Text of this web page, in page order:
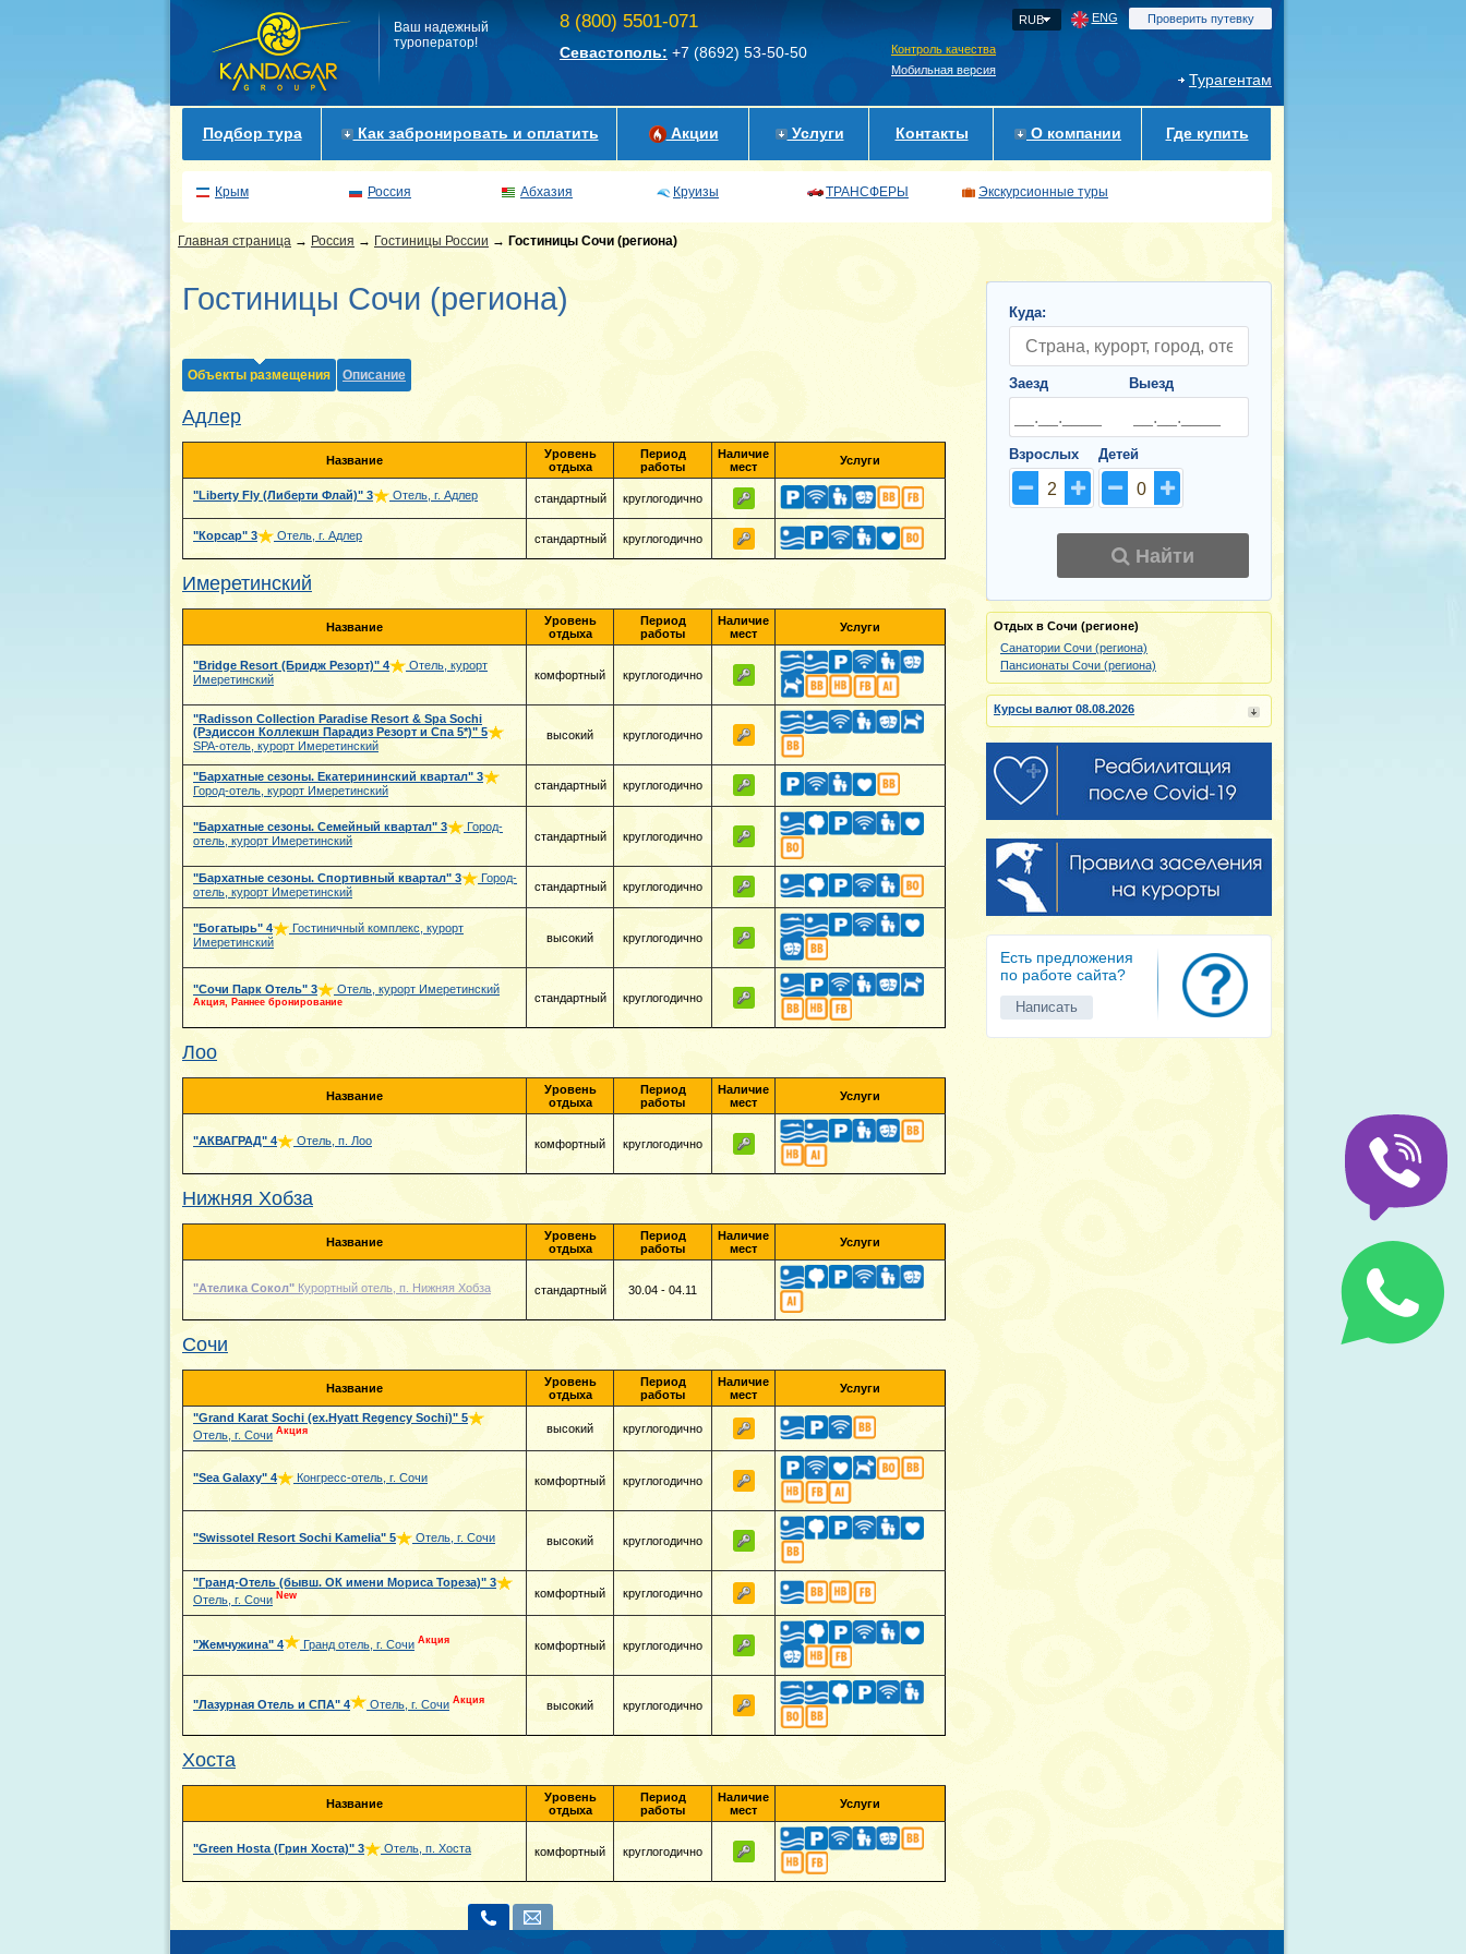
Ваш надежный
туроператор!
8 (800) 5501-071
Севастополь: +7 (8692) 53-50-50
Контроль качества
Мобильная версия
RUB ENG Проверить путевку
Турагентам
Подбор тура Как забронировать и оплатить Акции Услуги Контакты О компании Где купить
Крым Россия Абхазия Круизы ТРАНСФЕРЫ Экскурсионные туры
Главная страница → Россия → Гостиницы России → Гостиницы Сочи (региона)
Гостиницы Сочи (региона)
Объекты размещения Описание
Адлер
Название
Уровень
отдыха
Период
работы
Наличие
мест
Услуги
"Liberty Fly (Либерти Флай)" 3 Отель, г. Адлер стандартный круглогодично
"Корсар" 3 Отель, г. Адлер стандартный круглогодично
Имеретинский
Название
Уровень
отдыха
Период
работы
Наличие
мест
Услуги
"Bridge Resort (Бридж Резорт)" 4
Отель, курорт
Имеретинский
комфортный круглогодично
"Radisson Collection Paradise Resort & Spa Sochi
(Рэдиссон Коллекшн Парадиз Резорт и Спа 5*)" 5
SPA-отель, курорт Имеретинский
высокий круглогодично
"Бархатные сезоны. Екатерининский квартал" 3
Город-отель, курорт Имеретинский
стандартный круглогодично
"Бархатные сезоны. Семейный квартал" 3
Город-
отель, курорт Имеретинский
стандартный круглогодично
"Бархатные сезоны. Спортивный квартал" 3
Город-
отель, курорт Имеретинский
стандартный круглогодично
"Богатырь" 4
Гостиничный комплекс, курорт
Имеретинский
высокий круглогодично
"Сочи Парк Отель" 3 Отель, курорт Имеретинский
Акция, Раннее бронирование стандартный круглогодично
Лоо
Название
Уровень
отдыха
Период
работы
Наличие
мест
Услуги
"АКВАГРАД" 4 Отель, п. Лоо комфортный круглогодично
Нижняя Хобза
Название
Уровень
отдыха
Период
работы
Наличие
мест
Услуги
"Ателика Сокол" Курортный отель, п. Нижняя Хобза стандартный 30.04 - 04.11
Сочи
Название
Уровень
отдыха
Период
работы
Наличие
мест
Услуги
"Grand Karat Sochi (ex.Hyatt Regency Sochi)" 5
Отель, г. Сочи Акция высокий круглогодично
"Sea Galaxy" 4 Конгресс-отель, г. Сочи комфортный круглогодично
"Swissotel Resort Sochi Kamelia" 5 Отель, г. Сочи высокий круглогодично
"Гранд-Отель (бывш. ОК имени Мориса Тореза)" 3
Отель, г. Сочи New комфортный круглогодично
"Жемчужина" 4 Гранд отель, г. Сочи Акция комфортный круглогодично
"Лазурная Отель и СПА" 4 Отель, г. Сочи Акция высокий круглогодично
Хоста
Название
Уровень
отдыха
Период
работы
Наличие
мест
Услуги
"Green Hosta (Грин Хоста)" 3 Отель, п. Хоста комфортный круглогодично
Куда:
Заезд Выезд
Взрослых
2
Детей
0
Найти
Отдых в Сочи (регионе)
Санатории Сочи (региона)
Пансионаты Сочи (региона)
Курсы валют 08.08.2026
Есть предложения
по работе сайта?
Написать